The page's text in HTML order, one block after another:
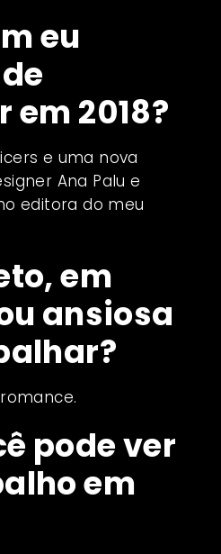
eu
2018?
e uma nova
Ana Palu e
editora do meu
em
ansiosa
pode ver
em